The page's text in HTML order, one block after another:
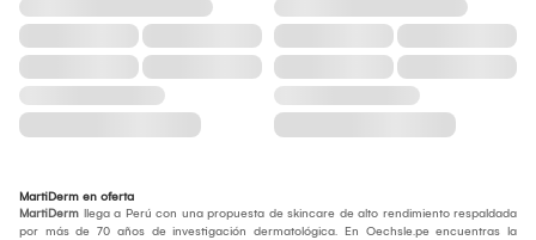
MartiDerm en oferta
MartiDerm llega a Perú con una propuesta de skincare de alto rendimiento respaldada
por más de 70 años de investigación dermatológica. En Oechsle.pe encuentras la